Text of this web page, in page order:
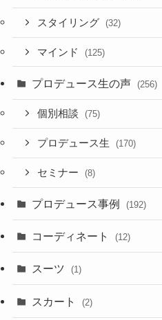
スタイリング (32)
マインド (125)
プロデュース生の声 (256)
個別相談 (75)
プロデュース生 (170)
セミナー (8)
プロデュース事例 (192)
コーディネート (12)
スーツ (1)
スカート (2)